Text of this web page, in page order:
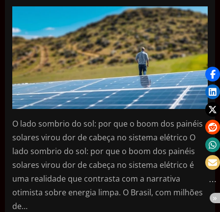
O lado sombrio do sol: por que o boom dos painéis
solares virou dor de cabeça no sistema elétrico O
lado sombrio do sol: por que o boom dos painéis
solares virou dor de cabeça no sistema elétrico é
uma realidade que contrasta com a narrativa
otimista sobre energia limpa. O Brasil, com milhões
de…